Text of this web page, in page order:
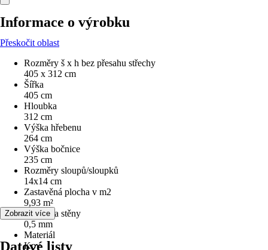
Informace o výrobku
Přeskočit oblast
Rozměry š x h bez přesahu střechy
405 x 312 cm
Šířka
405 cm
Hloubka
312 cm
Výška hřebenu
264 cm
Výška bočnice
235 cm
Rozměry sloupů/sloupků
14x14 cm
Zastavěná plocha v m2
9,93 m²
Tloušťka stěny
0,5 mm
Materiál
Kov
Zobrazit více
Datové listy